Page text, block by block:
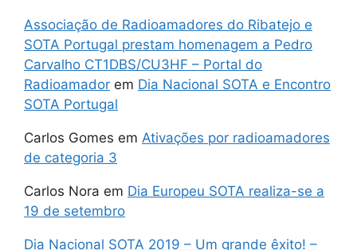
Associação de Radioamadores do Ribatejo e
SOTA Portugal prestam homenagem a Pedro
Carvalho CT1DBS/CU3HF – Portal do
Radioamador em Dia Nacional SOTA e Encontro
SOTA Portugal
Carlos Gomes em Ativações por radioamadores
de categoria 3
Carlos Nora em Dia Europeu SOTA realiza-se a
19 de setembro
Dia Nacional SOTA 2019 – Um grande êxito! –